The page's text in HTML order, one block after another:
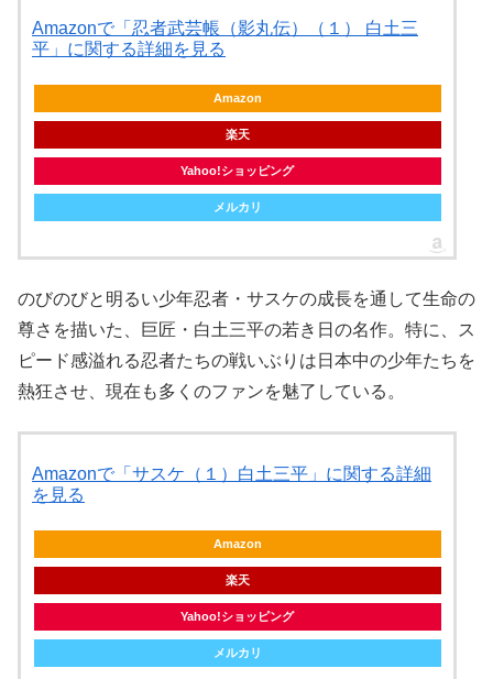
Amazonで「忍者武芸帳（影丸伝）（１） 白土三
平」に関する詳細を見る
Amazon
楽天
Yahoo!ショッピング
メルカリ
のびのびと明るい少年忍者・サスケの成長を通して生命の
尊さを描いた、巨匠・白土三平の若き日の名作。特に、ス
ピード感溢れる忍者たちの戦いぶりは日本中の少年たちを
熱狂させ、現在も多くのファンを魅了している。
Amazonで「サスケ（１）白土三平」に関する詳細
を見る
Amazon
楽天
Yahoo!ショッピング
メルカリ